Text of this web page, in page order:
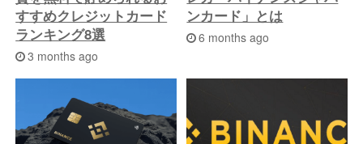
すすめクレジットカード
ランキング8選
3 months ago
ンカード」とは
6 months ago